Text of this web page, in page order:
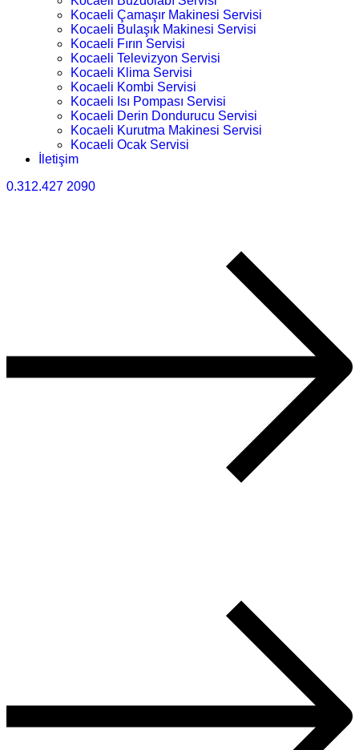
Kocaeli Çamaşır Makinesi Servisi
Kocaeli Bulaşık Makinesi Servisi
Kocaeli Fırın Servisi
Kocaeli Televizyon Servisi
Kocaeli Klima Servisi
Kocaeli Kombi Servisi
Kocaeli Isı Pompası Servisi
Kocaeli Derin Dondurucu Servisi
Kocaeli Kurutma Makinesi Servisi
Kocaeli Ocak Servisi
İletişim
0.312.427 2090